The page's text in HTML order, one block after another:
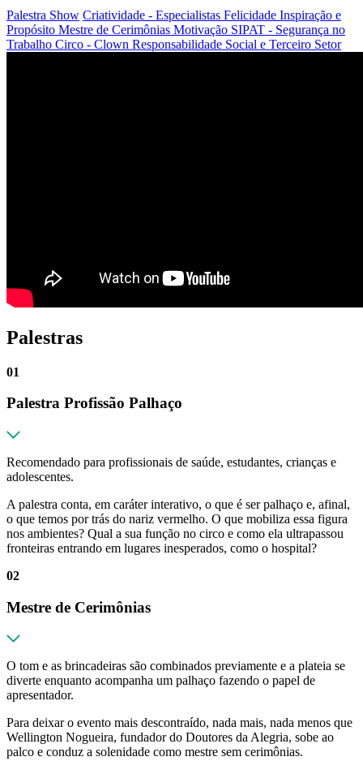
Palestra Show Criatividade - Especialistas Felicidade Inspiração e
Propósito Mestre de Cerimônias Motivação SIPAT - Segurança no
Trabalho Circo - Clown Responsabilidade Social e Terceiro Setor
Palestras
01
Palestra Profissão Palhaço
Recomendado para profissionais de saúde, estudantes, crianças e
adolescentes.
A palestra conta, em caráter interativo, o que é ser palhaço e, afinal,
o que temos por trás do nariz vermelho. O que mobiliza essa figura
nos ambientes? Qual a sua função no circo e como ela ultrapassou
fronteiras entrando em lugares inesperados, como o hospital?
02
Mestre de Cerimônias
O tom e as brincadeiras são combinados previamente e a plateia se
diverte enquanto acompanha um palhaço fazendo o papel de
apresentador.
Para deixar o evento mais descontraído, nada mais, nada menos que
Wellington Nogueira, fundador do Doutores da Alegria, sobe ao
palco e conduz a solenidade como mestre sem cerimônias.